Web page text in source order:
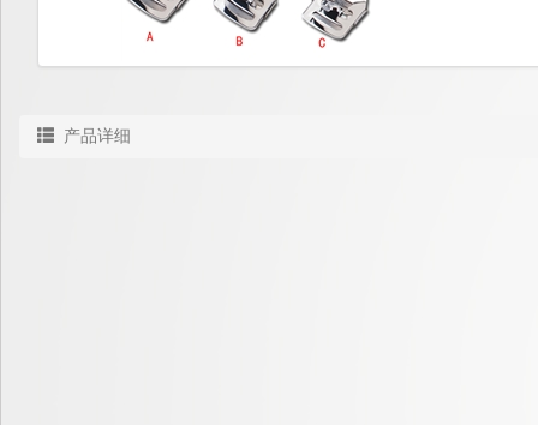
产品详细